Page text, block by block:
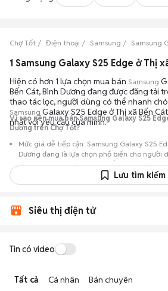
Chợ Tốt Điện thoại Samsung Samsung
Hiện có hơn 1 lựa chọn mua bán Samsung
Bến Cát, Bình Dương đang được đăng tải
thao tác lọc, người dùng có thể nhanh
Samsung Galaxy S25 Edge ở Thị xã Bến
nhất với yêu cầu của mình.
Vì sao nên mua bán Samsung Galaxy S25
Dương trên Chợ Tốt?
Mức giá dễ tiếp cận: Samsung Galaxy S25
Dương đang là lựa chọn phổ biến cho người
dòng máy này với chi phí thấp hơn so với khi
Nguồn cung phong phú: Dễ dàng tìm thấy
sắc.
tin đăng.
Mua bán linh hoạt: Hai bên có thể chủ
địa điểm giao nhận, chốt giao dịch
Lưu tìm kiếm
Siêu thị điện tử
Tin có video
Tất cả Cá nhân Bán chuyên